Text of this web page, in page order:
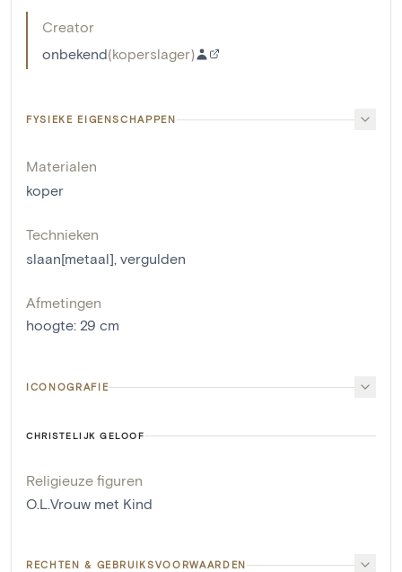
Creator
onbekend(koperslager)
FYSIEKE EIGENSCHAPPEN
Materialen
koper
Technieken
slaan[metaal], vergulden
Afmetingen
hoogte: 29 cm
ICONOGRAFIE
CHRISTELIJK GELOOF
Religieuze figuren
O.L.Vrouw met Kind
RECHTEN & GEBRUIKSVOORWAARDEN